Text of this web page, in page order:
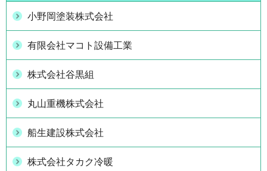
小野岡塗装株式会社
有限会社マコト設備工業
株式会社谷黒組
丸山重機株式会社
船生建設株式会社
株式会社タカク冷暖